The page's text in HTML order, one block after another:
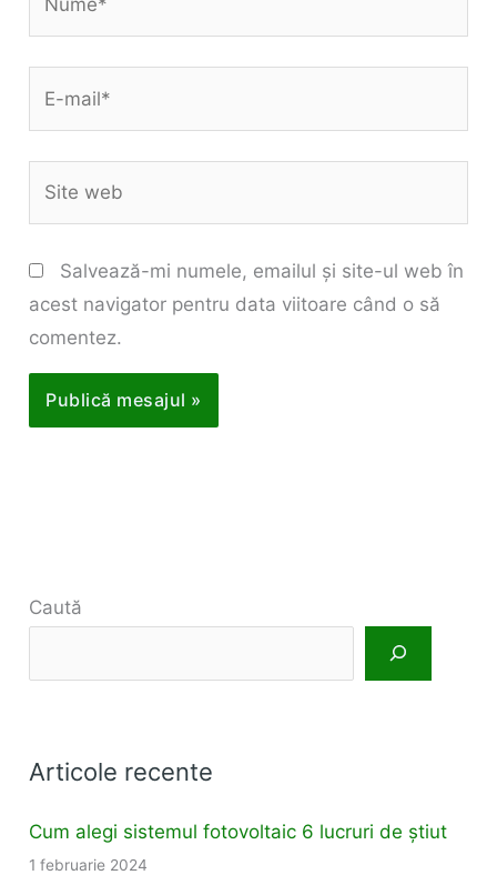
Salvează-mi numele, emailul și site-ul web în
acest navigator pentru data viitoare când o să
comentez.
Caută
Articole recente
Cum alegi sistemul fotovoltaic 6 lucruri de știut
1 februarie 2024